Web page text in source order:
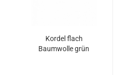
Kordel flach
Baumwolle grün